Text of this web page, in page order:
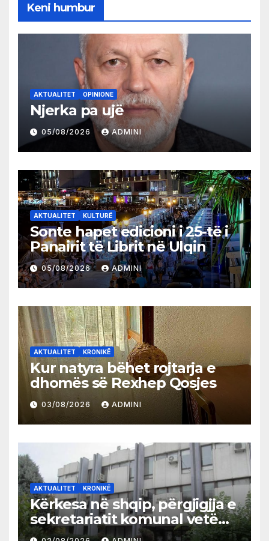
Keni humbur
AKTUALITET OPINIONE
Njerka pa ujë
05/08/2026 ADMINI
AKTUALITET KULTURË
Sonte hapet edicioni i 25-të i
Panairit të Librit në Ulqin
05/08/2026 ADMINI
AKTUALITET KRONIKË
Kur natyra bëhet rojtarja e
dhomës së Rexhep Qosjes
03/08/2026 ADMINI
AKTUALITET KRONIKË
Kërkesa në shqip, përgjigjja e
sekretariatit komunal vetëm
në gjuhën malazeze